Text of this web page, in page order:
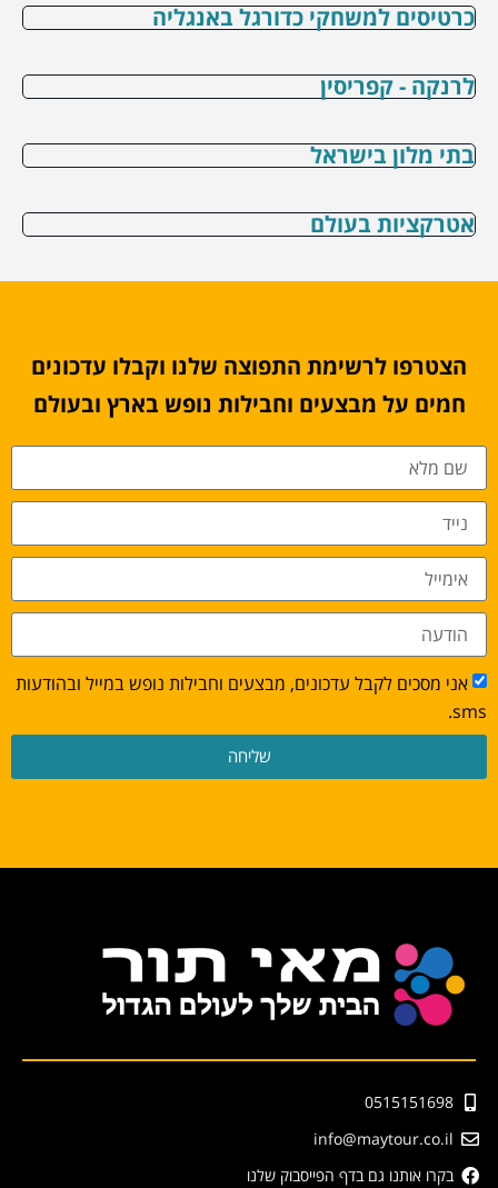
כרטיסים למשחקי כדורגל באנגליה
לרנקה - קפריסין
בתי מלון בישראל
אטרקציות בעולם
הצטרפו לרשימת התפוצה שלנו וקבלו עדכונים
חמים על מבצעים וחבילות נופש בארץ ובעולם
אני מסכים לקבל עדכונים, מבצעים וחבילות נופש במייל ובהודעות
sms.
שליחה
0515151698
info@maytour.co.il
בקרו אותנו גם בדף הפייסבוק שלנו